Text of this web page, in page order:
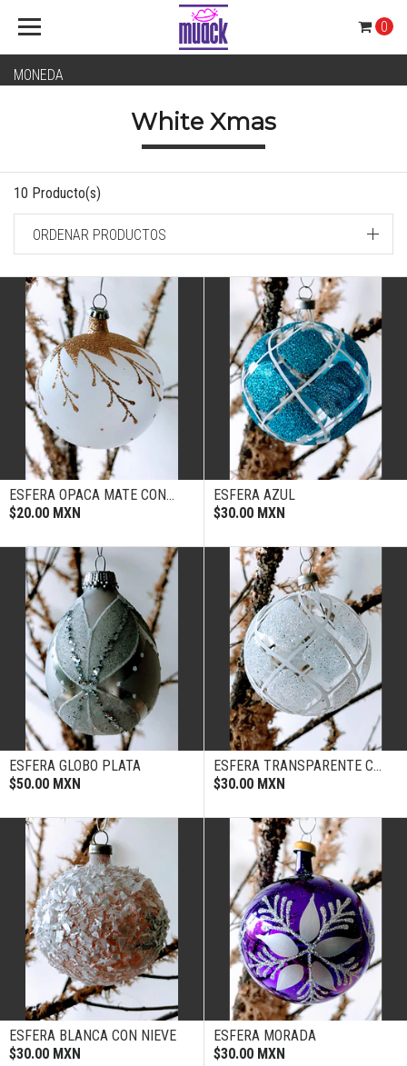
MONEDA
0
White Xmas
10 Producto(s)
ORDENAR PRODUCTOS
ESFERA OPACA MATE CON...
$20.00 MXN
ESFERA AZUL
$30.00 MXN
ESFERA GLOBO PLATA
$50.00 MXN
ESFERA TRANSPARENTE C...
$30.00 MXN
ESFERA BLANCA CON NIEVE
$30.00 MXN
ESFERA MORADA
$30.00 MXN